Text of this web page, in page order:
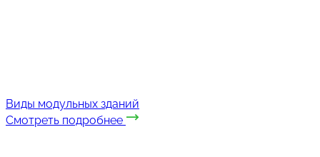
Виды модульных зданий
Смотреть подробнее